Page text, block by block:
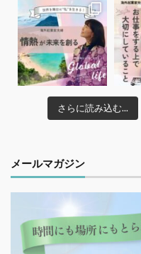
さらに読み込む...
メールマガジン